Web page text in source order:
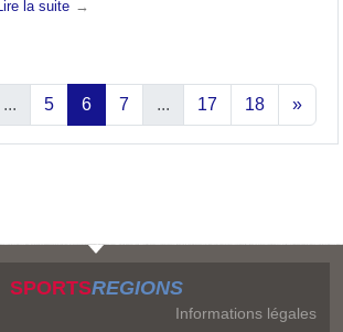
la suite
... 5 6 7 ... 17 18 »
SPORTSREGIONS
Informations légales